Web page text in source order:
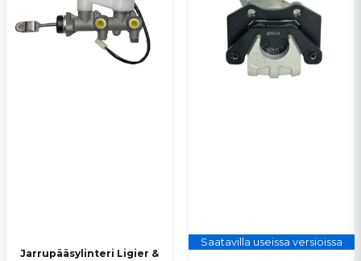
Jarrupääsylinteri Ligier &
Saatavilla useissa versioissa